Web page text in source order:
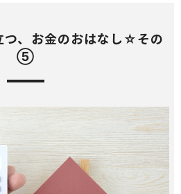
つ、お金のおはなし☆その
⑤